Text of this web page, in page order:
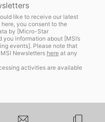
like to receive our latest
you consent to the
by [Micro-Star
you information about [MSI’s
events]. Please note that
Newsletters hereat any
activities are available